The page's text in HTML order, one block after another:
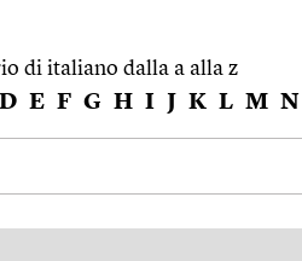
di italiano dalla a alla z
D E F G H I J K L M N